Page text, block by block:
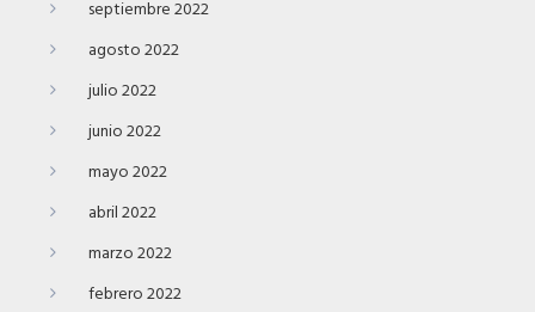
septiembre 2022
agosto 2022
julio 2022
junio 2022
mayo 2022
abril 2022
marzo 2022
febrero 2022